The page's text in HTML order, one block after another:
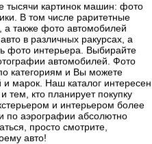
тысячи картинок машин: фото
В том числе раритетные
также фото автомобилей
в различных ракурсах, а
фото интерьера. Выбирайте
автомобилей. Фото
категориям и Вы можете
марок. Наш каталог интересен
кто планирует покупку
и интерьером более
по аэрографии абсолютно
просто смотрите,
авто!